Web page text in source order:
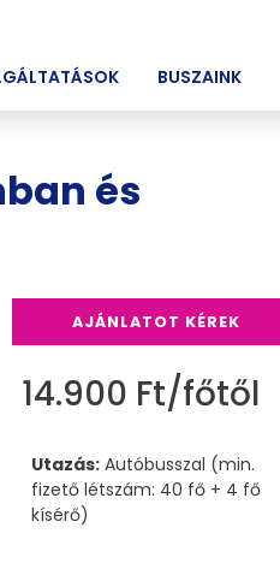
BUSZAINK
és
AJÁNLATOT KÉREK
14.900 Ft/főtől
Utazás:Autóbusszal (min.
fizető létszám: 40 fő + 4 fő
kísérő)